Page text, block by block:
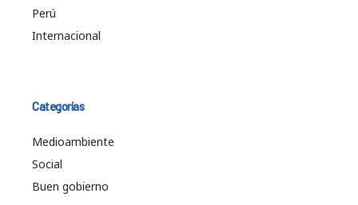
Perú
Internacional
Categorías
Medioambiente
Social
Buen gobierno